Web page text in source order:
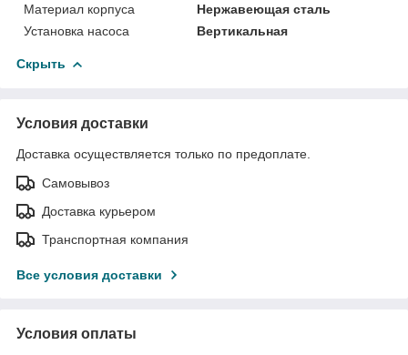
Материал корпуса
Нержавеющая сталь
Установка насоса
Вертикальная
Скрыть
Условия доставки
Доставка осуществляется только по предоплате.
Самовывоз
Доставка курьером
Транспортная компания
Все условия доставки
Условия оплаты